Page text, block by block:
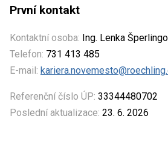
První kontakt
Kontaktní osoba: Ing. Lenka
Telefon: 731 413 485
E-mail:
Referenční číslo ÚP: 33344480702
Poslední aktualizace: 23. 6. 2026